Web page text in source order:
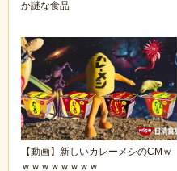
か謎な食品
【動画】新しいカレーメシのCMｗ
ｗｗｗｗｗｗｗｗ